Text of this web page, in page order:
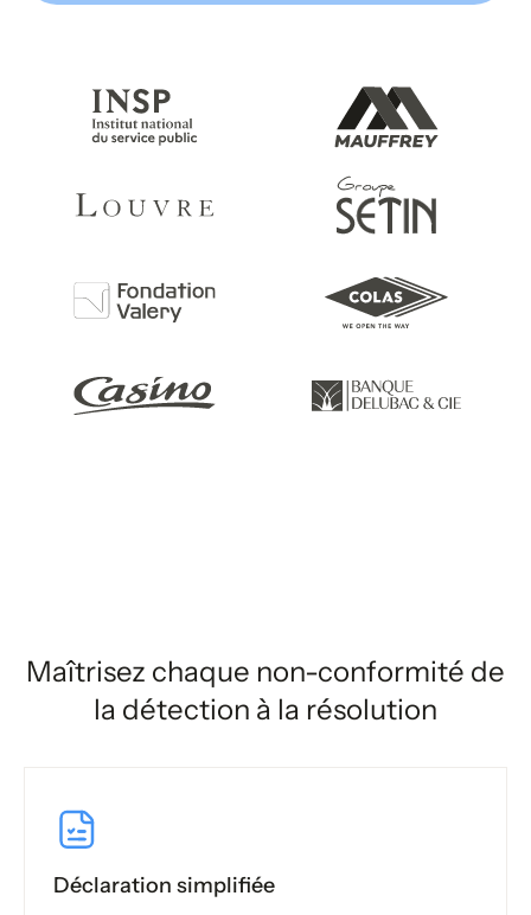
Maîtrisez chaque non-conformité de
la détection à la résolution
Déclaration simplifiée